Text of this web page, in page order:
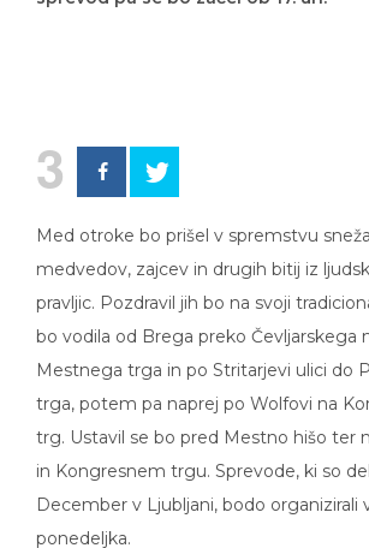
3
Med otroke bo prišel v spremstvu
medvedov, zajcev in drugih bitij iz
pravljic. Pozdravil jih bo na svoji
bo vodila od Brega preko Čevljarskega
Mestnega trga in po Stritarjevi ulici do
trga, potem pa naprej po Wolfovi na
trg. Ustavil se bo pred Mestno hišo ter
in Kongresnem trgu. Sprevode, ki so
December v Ljubljani, bodo organizirali
ponedeljka.